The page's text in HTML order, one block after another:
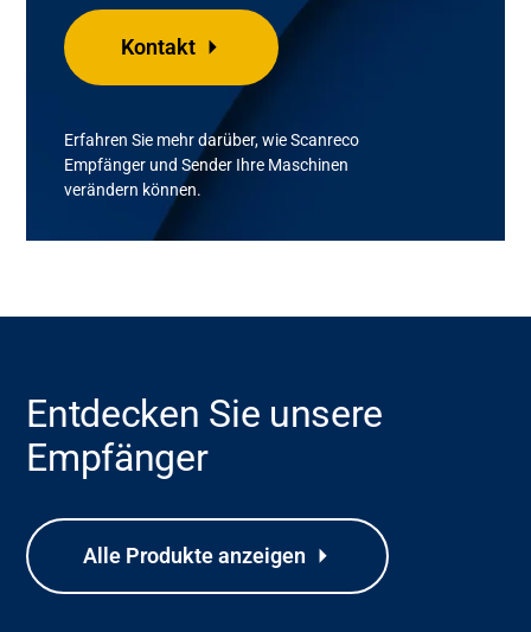
Erfahren Sie mehr darüber, wieScanreco
Empfänger und Sender Ihre Maschinen
verändern können.
Kontakt
Entdecken Sie unsere
Empfänger
Alle Produkte anzeigen